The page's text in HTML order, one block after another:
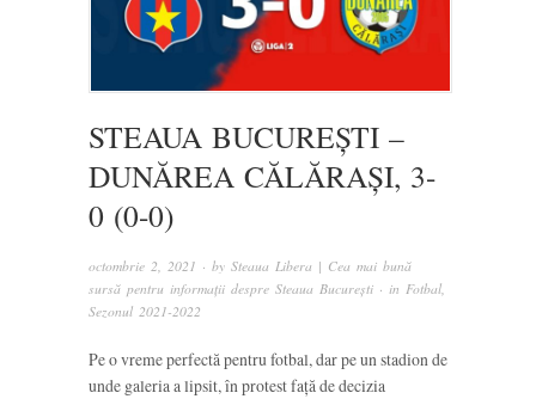
STEAUA BUCUREȘTI –
DUNĂREA CĂLĂRAȘI, 3-
0 (0-0)
octombrie 2, 2021 · by Steaua Libera | Cea mai bună
sursă pentru informații despre Steaua București · in Fotbal,
Sezonul 2021-2022
Pe o vreme perfectă pentru fotbal, dar pe un stadion de
unde galeria a lipsit, în protest față de decizia